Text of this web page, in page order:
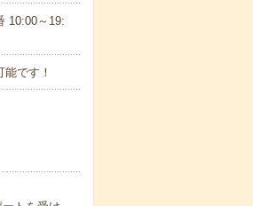
10:00～19:
です！